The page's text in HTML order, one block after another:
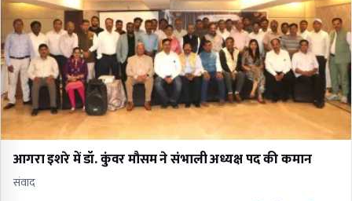
आगरा इशरे में डॉ. कुंवर मौसम ने संभाली अध्यक्ष पद की कमान
संवाद